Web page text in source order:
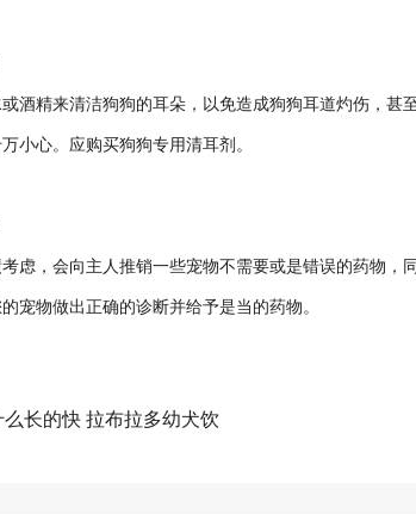
酒精来清洁狗狗的耳朵，以免造成狗狗耳道灼伤，甚
小心。应购买狗狗专用清耳剂。
虑，会向主人推销一些宠物不需要或是错误的药物，
宠物做出正确的诊断并给予是当的药物。
长的快 拉布拉多幼犬饮